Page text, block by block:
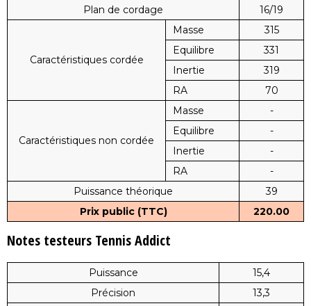
Plan de cordage
16/19
Caractéristiques cordée
Masse
315
Equilibre
331
Inertie
319
RA
70
Caractéristiques non cordée
Masse
-
Equilibre
-
Inertie
-
RA
-
Puissance théorique
39
Prix public (TTC)
220.00
Notes testeurs Tennis Addict
Puissance
15,4
Précision
13,3